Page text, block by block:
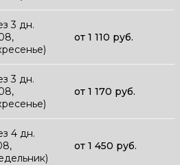
3 дн.
от 1 110 руб.
3 дн.
от 1 170 руб.
4 дн.
от 1 450 руб.